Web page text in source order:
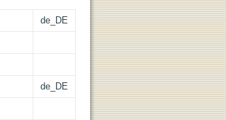
de_DE
de_DE